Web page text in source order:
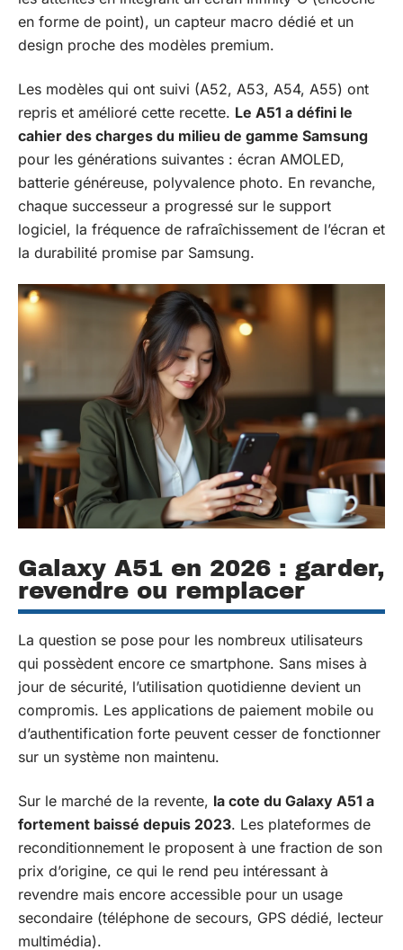
en forme de point), un capteur macro dédié et un
design proche des modèles premium.
Les modèles qui ont suivi (A52, A53, A54, A55) ont
repris et amélioré cette recette. Le A51 a défini le
cahier des charges du milieu de gamme Samsung
pour les générations suivantes : écran AMOLED,
batterie généreuse, polyvalence photo. En revanche,
chaque successeur a progressé sur le support
logiciel, la fréquence de rafraîchissement de l’écran et
la durabilité promise par Samsung.
Galaxy A51 en 2026 : garder,
revendre ou remplacer
La question se pose pour les nombreux utilisateurs
qui possèdent encore ce smartphone. Sans mises à
jour de sécurité, l’utilisation quotidienne devient un
compromis. Les applications de paiement mobile ou
d’authentification forte peuvent cesser de fonctionner
sur un système non maintenu.
Sur le marché de la revente, la cote du Galaxy A51 a
fortement baissé depuis 2023. Les plateformes de
reconditionnement le proposent à une fraction de son
prix d’origine, ce qui le rend peu intéressant à
revendre mais encore accessible pour un usage
secondaire (téléphone de secours, GPS dédié, lecteur
multimédia).